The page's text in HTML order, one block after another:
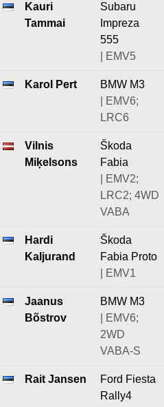
Kauri
Tammai
Subaru
Impreza
555
| EMV5
Karol Pert
BMW M3
| EMV6;
LRC6
Vilnis
Miķelsons
Škoda
Fabia
| EMV2;
LRC2; 4WD
VABA
Hardi
Kaljurand
Škoda
Fabia Proto
| EMV1
Jaanus
Bõstrov
BMW M3
| EMV6;
2WD
VABA-S
Rait Jansen
Ford Fiesta
Rally4